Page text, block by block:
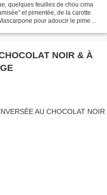
quelques feuilles de chou cima
et pimentée, de la carotte
pour adoucir le piment
NOIR & À